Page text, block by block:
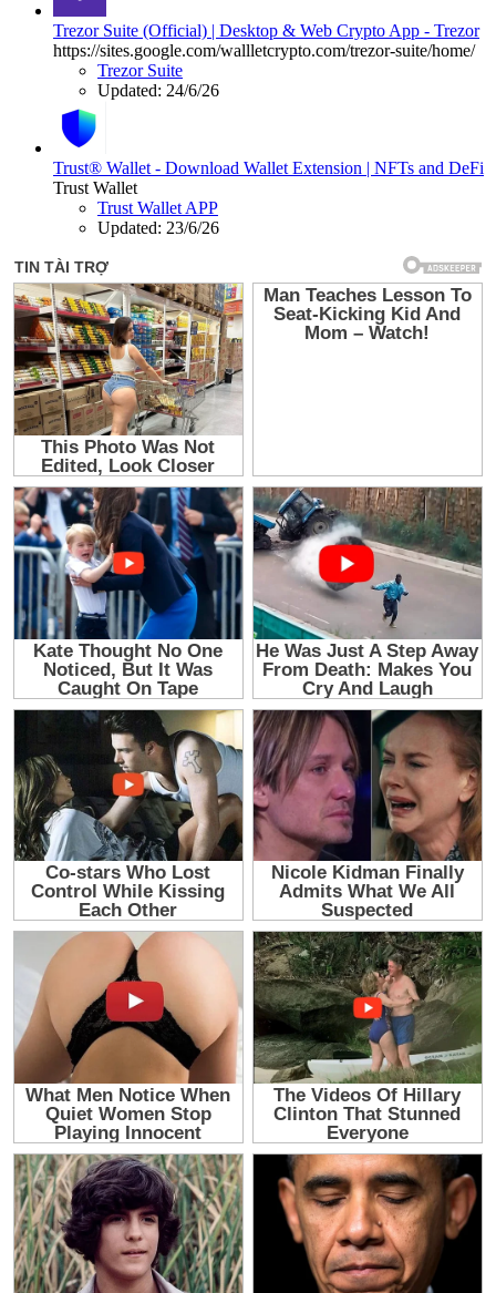
Trezor Suite (Official) | Desktop & Web Crypto App - Trezor
https://sites.google.com/wallletcrypto.com/trezor-suite/home/
Trezor Suite
Updated: 24/6/26
Trust® Wallet - Download Wallet Extension | NFTs and DeFi
Trust Wallet
Trust Wallet APP
Updated: 23/6/26